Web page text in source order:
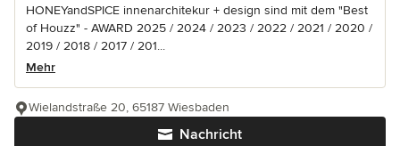
HONEYandSPICE innenarchitekur + design sind mit dem "Best
of Houzz" - AWARD 2025 / 2024 / 2023 / 2022 / 2021 / 2020 /
2019 / 2018 / 2017 / 201...
Mehr
Nachricht
Wielandstraße 20, 65187 Wiesbaden